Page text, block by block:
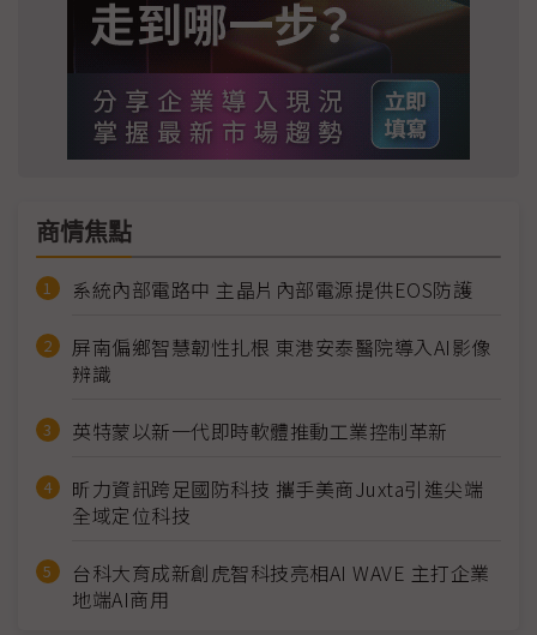
商情焦點
系統內部電路中 主晶片內部電源提供EOS防護
屏南偏鄉智慧韌性扎根 東港安泰醫院導入AI影像
辨識
英特蒙以新一代即時軟體推動工業控制革新
昕力資訊跨足國防科技 攜手美商Juxta引進尖端
全域定位科技
台科大育成新創虎智科技亮相AI WAVE 主打企業
地端AI商用